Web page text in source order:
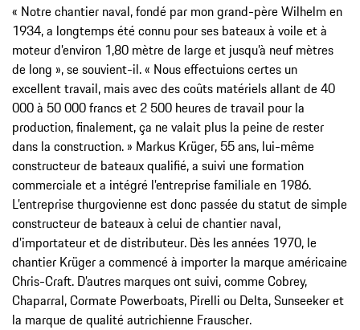
« Notre chantier naval, fondé par mon grand-père Wilhelm en
1934, a longtemps été connu pour ses bateaux à voile et à
moteur d’environ 1,80 mètre de large et jusqu’à neuf mètres
de long », se souvient-il. « Nous effectuions certes un
excellent travail, mais avec des coûts matériels allant de 40
000 à 50 000 francs et 2 500 heures de travail pour la
production, finalement, ça ne valait plus la peine de rester
dans la construction. » Markus Krüger, 55 ans, lui-même
constructeur de bateaux qualifié, a suivi une formation
commerciale et a intégré l’entreprise familiale en 1986.
L’entreprise thurgovienne est donc passée du statut de simple
constructeur de bateaux à celui de chantier naval,
d’importateur et de distributeur. Dès les années 1970, le
chantier Krüger a commencé à importer la marque américaine
Chris-Craft. D’autres marques ont suivi, comme Cobrey,
Chaparral, Cormate Powerboats, Pirelli ou Delta, Sunseeker et
la marque de qualité autrichienne Frauscher.